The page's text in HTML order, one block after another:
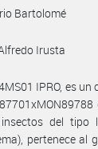
Bartolomé
Irusta
IPRO, es
del tipo
pertenece al